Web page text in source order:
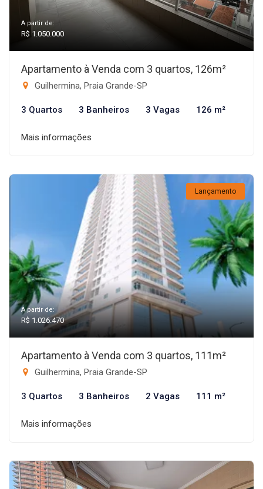
A partir de:
R$ 1.050.000
Apartamento à Venda com 3 quartos, 126m²
Guilhermina, Praia Grande-SP
3 Quartos 3 Banheiros 3 Vagas 126 m²
Mais informações
Lançamento
A partir de:
R$ 1.026.470
Apartamento à Venda com 3 quartos, 111m²
Guilhermina, Praia Grande-SP
3 Quartos 3 Banheiros 2 Vagas 111 m²
Mais informações